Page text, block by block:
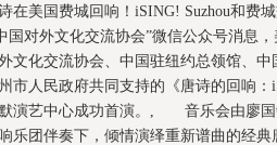
在美国费城回响！iSING! Suzhou和费
国对外文化交流协会”微信公众号消息
文化交流协会、中国驻纽约总领馆、
市人民政府共同支持的《唐诗的回响
演艺中心成功首演。, 音乐会由廖国
乐团伴奏下，倾情演绎重新谱曲的经